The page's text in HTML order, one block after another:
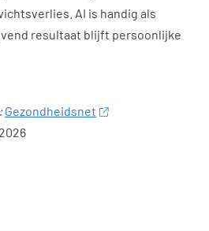
AI is handig als
resultaat blijft persoonlijke
Gezondheidsnet